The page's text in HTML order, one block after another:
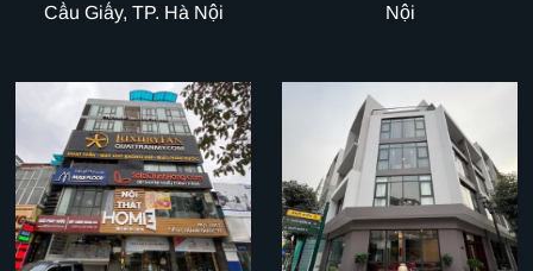
Cầu Giấy, TP. Hà Nội
Nội